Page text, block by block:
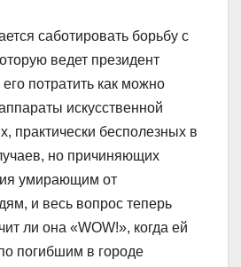
саботировать борьбу с
ведет президент
потратить как можно
искусственной
практически бесполезных в
но причиняющих
умирающим от
и весь вопрос теперь
ли она «WOW!», когда ей
погибшим в городе